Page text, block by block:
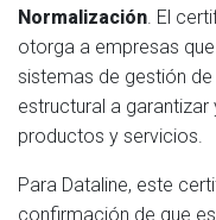
Normalización. El
otorga a empresas
sistemas de gestión
estructural a
productos y servicios.
Para Dataline, este
confirmación de que